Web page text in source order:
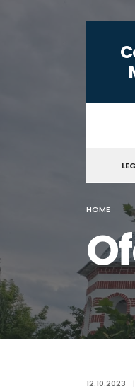
HOME
12.10.2023 |